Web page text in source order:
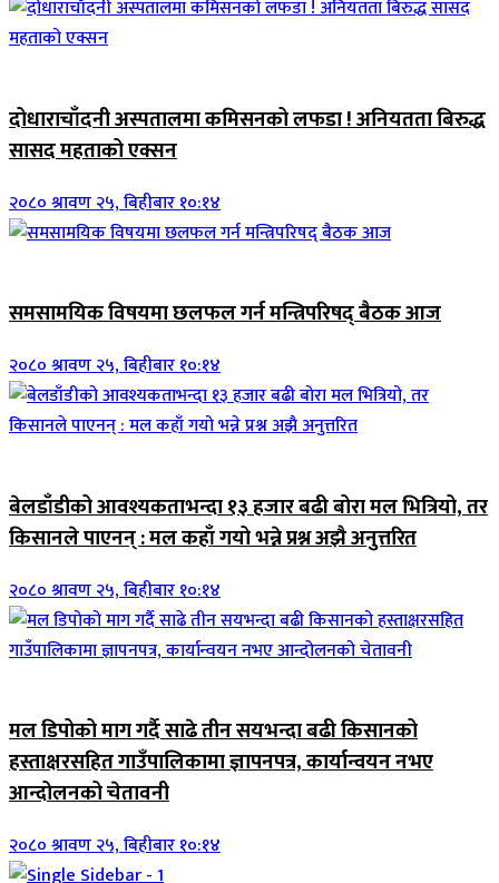
दोधाराचाँदनी अस्पतालमा कमिसनको लफडा ! अनियतता बिरुद्ध
सासद महताको एक्सन
२०८० श्रावण २५, बिहीबार १०:१४
समसामयिक विषयमा छलफल गर्न मन्त्रिपरिषद् बैठक आज
२०८० श्रावण २५, बिहीबार १०:१४
बेलडाँडीको आवश्यकताभन्दा १३ हजार बढी बोरा मल भित्रियो, तर
किसानले पाएनन् : मल कहाँ गयो भन्ने प्रश्न अझै अनुत्तरित
२०८० श्रावण २५, बिहीबार १०:१४
मल डिपोको माग गर्दै साढे तीन सयभन्दा बढी किसानको
हस्ताक्षरसहित गाउँपालिकामा ज्ञापनपत्र, कार्यान्वयन नभए
आन्दोलनको चेतावनी
२०८० श्रावण २५, बिहीबार १०:१४